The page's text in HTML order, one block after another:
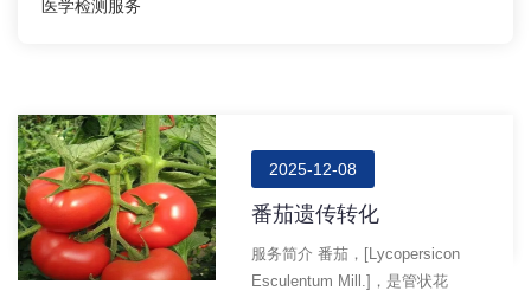
医学检测服务
2025-12-08
番茄遗传转化
服务简介 番茄，[Lycopersicon
Esculentum Mill.]，是管状花